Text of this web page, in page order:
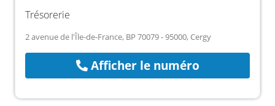
Trésorerie
2 avenue de l'Île-de-France, BP 70079 - 95000, Cergy
Afficher le numéro